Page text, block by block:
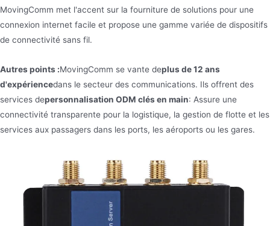
MovingComm met l'accent sur la fourniture de solutions pour une
connexion internet facile et propose une gamme variée de dispositifs
de connectivité sans fil.
Autres points :MovingComm se vante deplus de 12 ans
d'expériencedans le secteur des communications. Ils offrent des
services depersonnalisation ODM clés en main: Assure une
connectivité transparente pour la logistique, la gestion de flotte et les
services aux passagers dans les ports, les aéroports ou les gares.